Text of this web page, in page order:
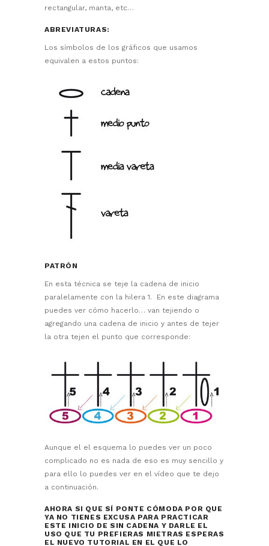
rectangular, manta, etc…
ABREVIATURAS:
Los símbolos de los gráficos que usamos
equivalen a estos puntos:
PATRÓN
En esta técnica se teje la cadena de inicio
paralelamente con la hilera 1. En este diagrama
puedes ver cómo hacerlo… van tejiendo o
agregando una cadena de inicio y antes de tejer
la otra tejen el punto que corresponde:
Aunque el el esquema lo puedes ver un poco
complicado no es nada de eso es muy sencillo y
para ello lo puedes ver en el vídeo que te dejo
a continuación.
AHORA SI QUE SÍ PONTE CÓMODA POR QUE
YA NO TIENES EXCUSA PARA PRACTICAR
ESTE INICIO DE SIN CADENA Y DARLE EL
USO QUE TU PREFIERAS MIETRAS ESPERAS
EL NUEVO TUTORIAL EN EL QUE LO